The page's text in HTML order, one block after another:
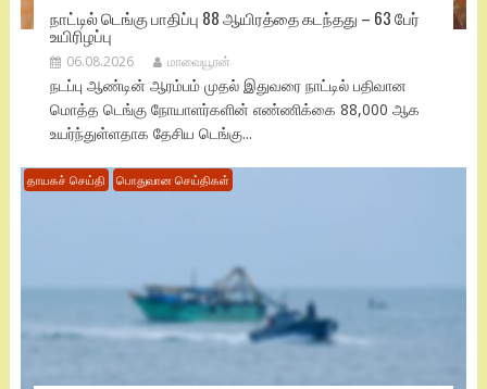
நாட்டில் டெங்கு பாதிப்பு 88 ஆயிரத்தை கடந்தது – 63 பேர்
உயிரிழப்பு
06.08.2026 மாவையூரன்
நடப்பு ஆண்டின் ஆரம்பம் முதல் இதுவரை நாட்டில் பதிவான
மொத்த டெங்கு நோயாளர்களின் எண்ணிக்கை 88,000 ஆக
உயர்ந்துள்ளதாக தேசிய டெங்கு...
தாயகச் செய்தி பொதுவான செய்திகள்